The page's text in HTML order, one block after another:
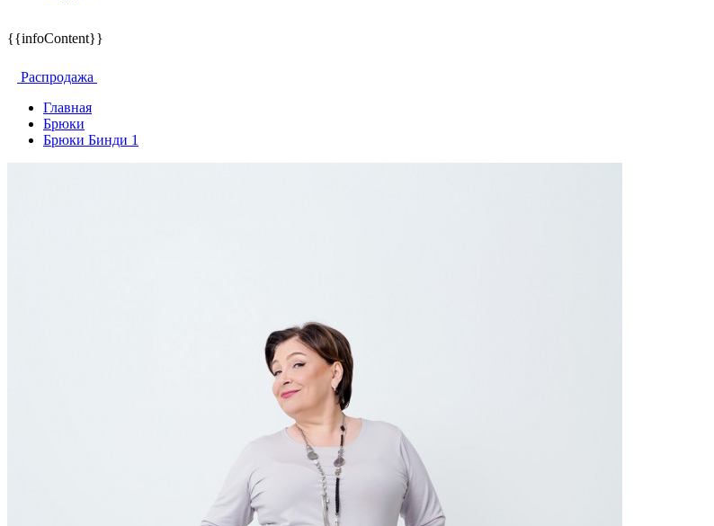
{{infoContent}}
Распродажа
Главная
Брюки
Брюки Бинди 1